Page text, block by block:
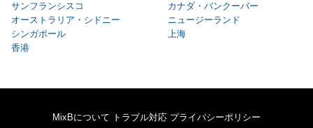
サンフランシスコ
カナダ・バンクーバー
オーストラリア・シドニー
ニュージーランド
シンガポール
上海
香港
MixBについて トラブル対応 プライバシーポリシー